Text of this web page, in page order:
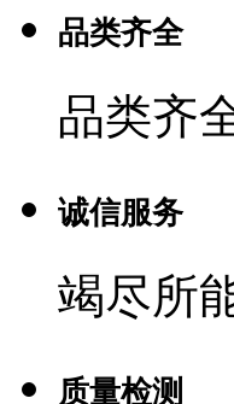
品类齐全
品类齐
诚信服务
竭尽所
质量检测